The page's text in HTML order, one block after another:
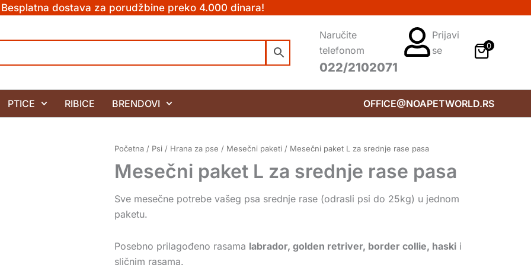
Besplatna dostava za porudžbine preko 4.000 dinara!
Naručite
telefonom
022/2102071
Prijavi
se
0
PTICE RIBICE BRENDOVI OFFICE@NOAPETWORLD.RS
Početna / Psi / Hrana za pse / Mesečni paketi / Mesečni paket L za srednje rase pasa
Mesečni paket L za srednje rase pasa
Sve mesečne potrebe vašeg psa srednje rase (odrasli psi do 25kg) u jednom
paketu.
Posebno prilagođeno rasama labrador, golden retriver, border collie, haski i
sličnim rasama.